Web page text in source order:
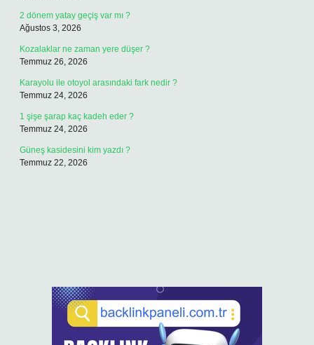
2 dönem yatay geçiş var mı ?
Ağustos 3, 2026
Kozalaklar ne zaman yere düşer ?
Temmuz 26, 2026
Karayolu ile otoyol arasındaki fark nedir ?
Temmuz 24, 2026
1 şişe şarap kaç kadeh eder ?
Temmuz 24, 2026
Güneş kasidesini kim yazdı ?
Temmuz 22, 2026